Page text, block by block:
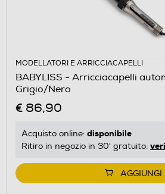
MODELLATORI E ARRICCIACAPELLI
BABYLISS - Arricciacapelli
Grigio/Nero
€ 86,90
Acquisto online: disponibile
Ritiro in negozio in 30' gratuito:
AGGIUNGI